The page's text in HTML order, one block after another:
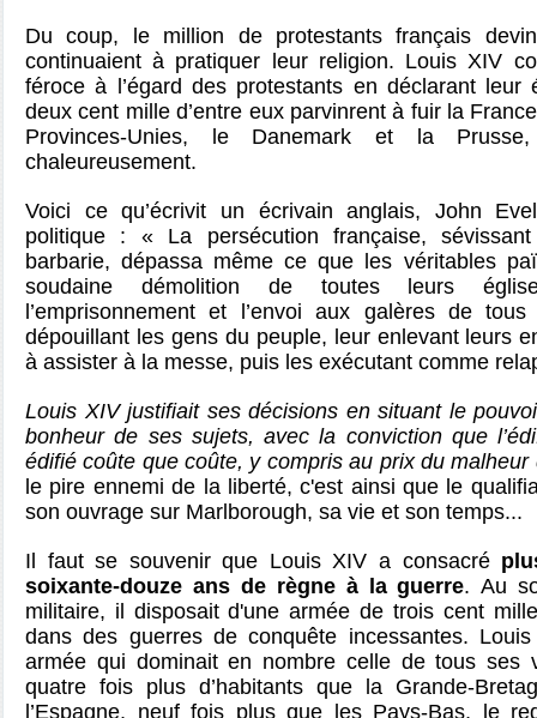
Du coup, le million de protestants français
continuaient à pratiquer leur religion. Louis XIV
féroce à l’égard des protestants en déclarant leur
deux cent mille d’entre eux parvinrent à fuir la
Provinces-Unies, le Danemark et la
chaleureusement.
Voici ce qu’écrivit un écrivain anglais, John
politique : « La persécution française,
barbarie, dépassa même ce que les véritables
soudaine démolition de toutes leurs
l’emprisonnement et l’envoi aux galères de
dépouillant les gens du peuple, leur enlevant leurs
à assister à la messe, puis les exécutant comme
Louis XIV justifiait ses décisions en situant le
bonheur de ses sujets, avec la conviction que
édifié coûte que coûte, y compris au prix du
le pire ennemi de la liberté, c'est ainsi que le
son ouvrage sur Marlborough, sa vie et son temps...
Il faut se souvenir que Louis XIV a consacré
soixante-douze ans de règne à la guerre. Au
militaire, il disposait d'une armée de trois cent
dans des guerres de conquête incessantes.
armée qui dominait en nombre celle de tous ses
quatre fois plus d’habitants que la Grande-
l’Espagne, neuf fois plus que les Pays-Bas, le